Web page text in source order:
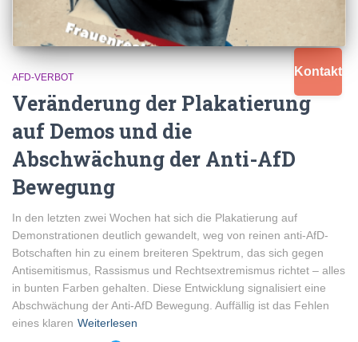
AFD-VERBOT
Veränderung der Plakatierung
auf Demos und die
Abschwächung der Anti-AfD
Bewegung
In den letzten zwei Wochen hat sich die Plakatierung auf
Demonstrationen deutlich gewandelt, weg von reinen anti-AfD-
Botschaften hin zu einem breiteren Spektrum, das sich gegen
Antisemitismus, Rassismus und Rechtsextremismus richtet – alles
in bunten Farben gehalten. Diese Entwicklung signalisiert eine
Abschwächung der Anti-AfD Bewegung. Auffällig ist das Fehlen
eines klaren Weiterlesen
Kontakt